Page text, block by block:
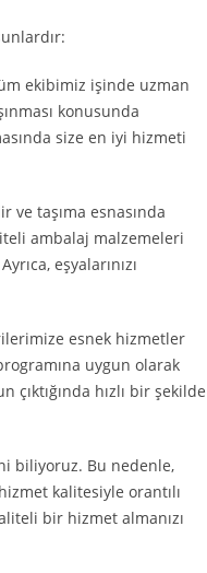
ekibimiz işinde uzman
konusunda
size en iyi hizmeti
ve taşıma esnasında
ambalaj malzemeleri
eşyalarınızı
esnek hizmetler
uygun olarak
hızlı bir şekilde
biliyoruz. Bu nedenle,
kalitesiyle orantılı
bir hizmet almanızı